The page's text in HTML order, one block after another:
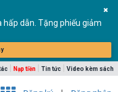
hấp dẫn. Tặng phiếu giảm
Nạp tiền Tin tức Video kèm sách